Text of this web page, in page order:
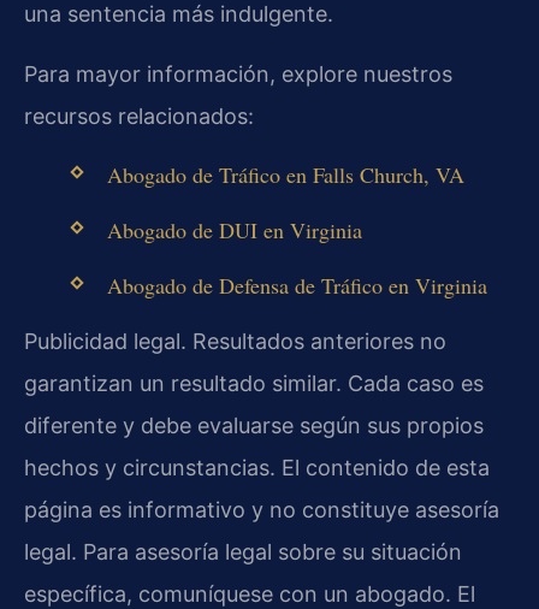
una sentencia más indulgente.
Para mayor información, explore nuestros
recursos relacionados:
Abogado de Tráfico en Falls Church, VA
Abogado de DUI en Virginia
Abogado de Defensa de Tráfico en Virginia
Publicidad legal. Resultados anteriores no
garantizan un resultado similar. Cada caso es
diferente y debe evaluarse según sus propios
hechos y circunstancias. El contenido de esta
página es informativo y no constituye asesoría
legal. Para asesoría legal sobre su situación
específica, comuníquese con un abogado. El